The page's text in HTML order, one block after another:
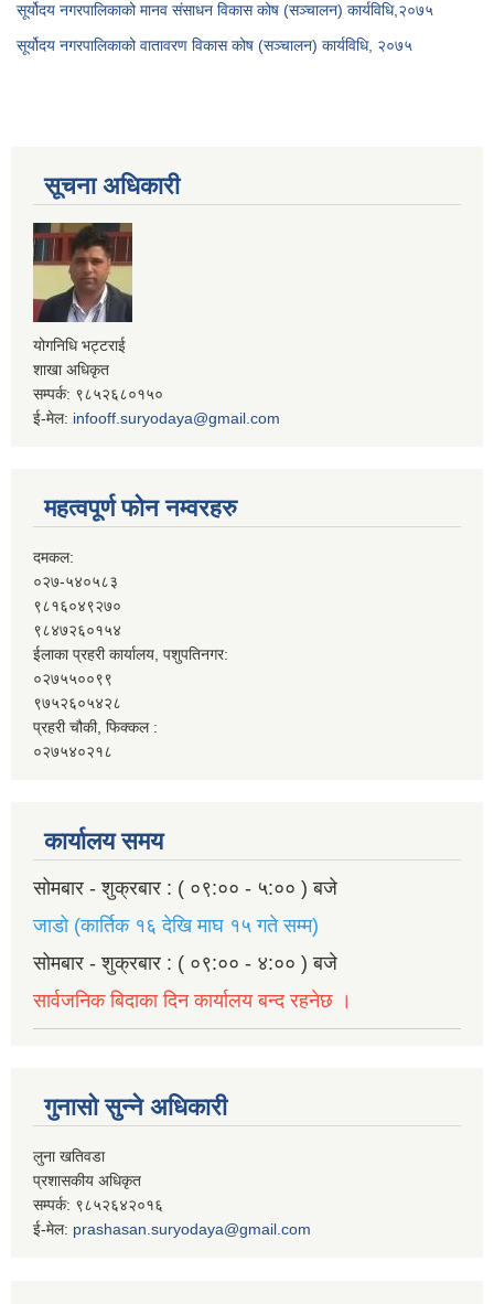
सूर्योदय नगरपालिकाको मानव संसाधन विकास कोष (सञ्चालन) कार्यविधि,२०७५
सूर्योदय नगरपालिकाको वातावरण विकास कोष (सञ्चालन) कार्यविधि, २०७५
सूचना अधिकारी
योगनिधि भट्टराई
शाखा अधिकृत
सम्पर्क: ९८५२६८०१५०
ई-मेल: infooff.suryodaya@gmail.com
महत्वपूर्ण फोन नम्वरहरु
दमकल:
०२७-५४०५८३
९८१६०४९२७०
९८४७२६०१५४
ईलाका प्रहरी कार्यालय, पशुपतिनगर:
०२७५५००९९
९७५२६०५४२८
प्रहरी चौकी, फिक्कल :
०२७५४०२१८
कार्यालय समय
सोमबार - शुक्रबार : ( ०९:०० - ५:०० ) बजे
जाडो (कार्तिक १६ देखि माघ १५ गते सम्म)
सोमबार - शुक्रबार : ( ०९:०० - ४:०० ) बजे
सार्वजनिक बिदाका दिन कार्यालय बन्द रहनेछ ।
गुनासो सुन्ने अधिकारी
लुना खतिवडा
प्रशासकीय अधिकृत
सम्पर्क: ९८५२६४२०१६
ई-मेल: prashasan.suryodaya@gmail.com